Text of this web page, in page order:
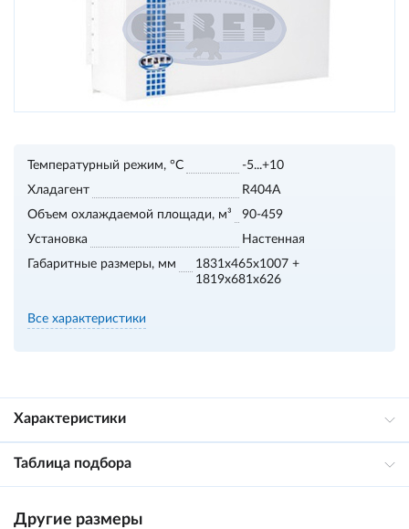
Температурный режим, °С
-5...+10
Хладагент
R404A
Объем охлаждаемой площади, м³
90-459
Установка
Настенная
Габаритные размеры, мм
1831x465x1007 +
1819x681x626
Все характеристики
Характеристики
Таблица подбора
Другие размеры